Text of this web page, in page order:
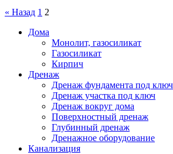
« Назад 1 2
Дома
Монолит, газосиликат
Газосиликат
Кирпич
Дренаж
Дренаж фундамента под ключ
Дренаж участка под ключ
Дренаж вокруг дома
Поверхностный дренаж
Глубинный дренаж
Дренажное оборудование
Канализация